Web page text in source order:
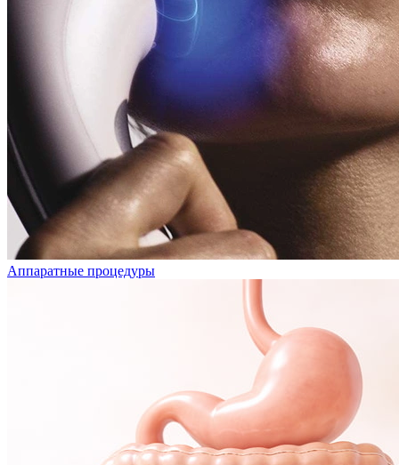
Аппаратные процедуры